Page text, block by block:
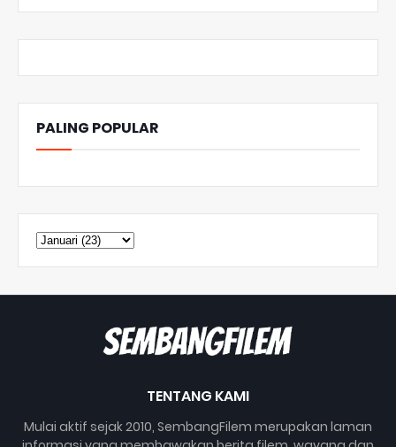
PALING POPULAR
TENTANG KAMI
Mulai aktif sejak 2010, SembangFilem merupakan laman